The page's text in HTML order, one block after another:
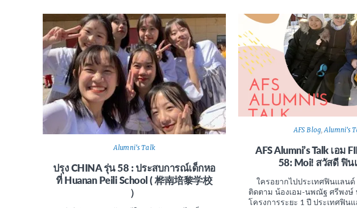
Alumni's Talk
ปรุง CHINA รุ่น 58 : ประสบการณ์เด็กหอ
ที่ Huanan Peili School ( 桦南培黎学校
）
AFS Blog,Alumni's
AFS Alumni’s Talk เอม
58: Moi! สวัสดี ฟิ
ใครอยากไปประเทศฟินแลน
ติดตาม น้องเอม-นพณัฐ ศรีพงษ์
โครงการระยะ 1 ปี ประเทศฟิน